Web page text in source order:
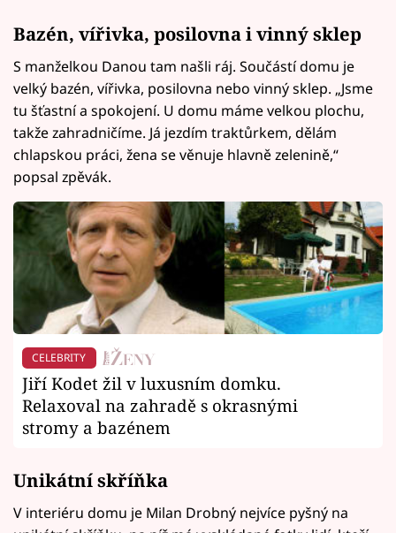
Bazén, vířivka, posilovna i vinný sklep
S manželkou Danou tam našli ráj. Součástí domu je
velký bazén, vířivka, posilovna nebo vinný sklep. „Jsme
tu šťastní a spokojení. U domu máme velkou plochu,
takže zahradničíme. Já jezdím traktůrkem, dělám
chlapskou práci, žena se věnuje hlavně zelenině,“
popsal zpěvák.
CELEBRITY
Jiří Kodet žil v luxusním domku.
Relaxoval na zahradě s okrasnými
stromy a bazénem
Unikátní skříňka
V interiéru domu je Milan Drobný nejvíce pyšný na